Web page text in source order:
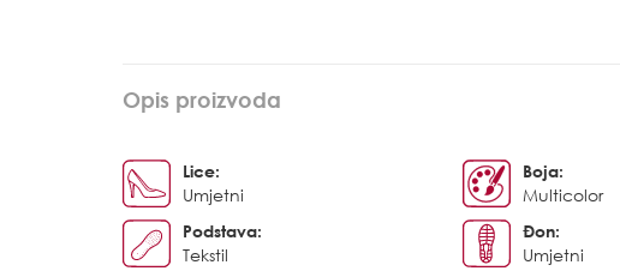
Opis proizvoda
Lice:
Umjetni
Boja:
Multicolor
Podstava:
Tekstil
Đon:
Umjetni